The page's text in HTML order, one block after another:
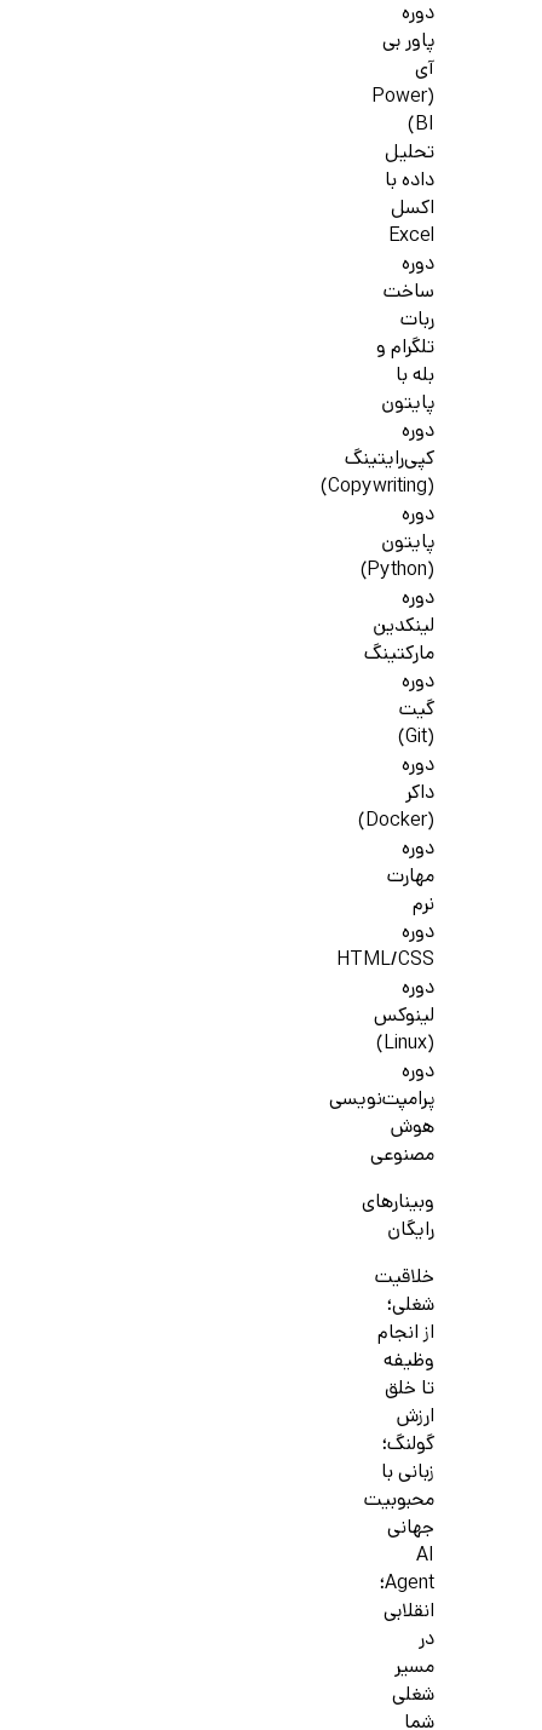
دوره
پاور بی
آی
(Power
BI)
تحلیل
داده با
اکسل
Excel
دوره
ساخت
ربات
تلگرام و
بله با
پایتون
دوره
کپی‌رایتینگ
(Copywriting)
دوره
پایتون
(Python)
دوره
لینکدین
مارکتینگ
دوره
گیت
(Git)
دوره
داکر
(Docker)
دوره
مهارت
نرم
دوره
HTML/CSS
دوره
لینوکس
(Linux)
دوره
پرامپت‌نویسی
هوش
مصنوعی
وبینارهای
رایگان
خلاقیت
شغلی؛
از انجام
وظیفه
تا خلق
ارزش
گولنگ؛
زبانی با
محبوبیت
جهانی
AI
Agent؛
انقلابی
در
مسیر
شغلی